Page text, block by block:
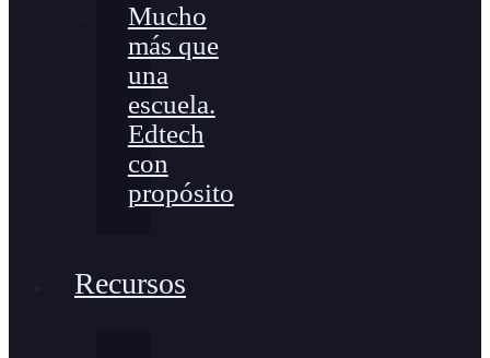
Mucho
más que
una
escuela.
Edtech
con
propósito
Recursos